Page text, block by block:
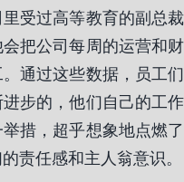
受过高等教育的副总裁
把公司每周的运营和财
通过这些数据，员工们
步的，他们自己的工作
措，超乎想象地点燃了
责任感和主人翁意识。